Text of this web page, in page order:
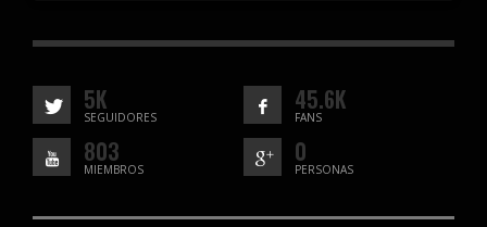
5K
SEGUIDORES
45.6K
FANS
803
MIEMBROS
0
PERSONAS